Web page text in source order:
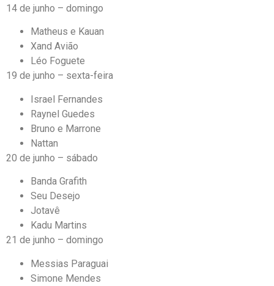
14 de junho – domingo
Matheus e Kauan
Xand Avião
Léo Foguete
19 de junho – sexta-feira
Israel Fernandes
Raynel Guedes
Bruno e Marrone
Nattan
20 de junho – sábado
Banda Grafith
Seu Desejo
Jotavê
Kadu Martins
21 de junho – domingo
Messias Paraguai
Simone Mendes